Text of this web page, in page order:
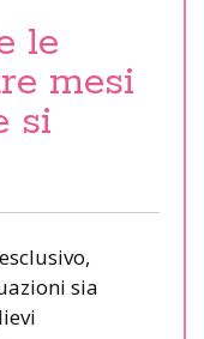
le
mesi
si
sia